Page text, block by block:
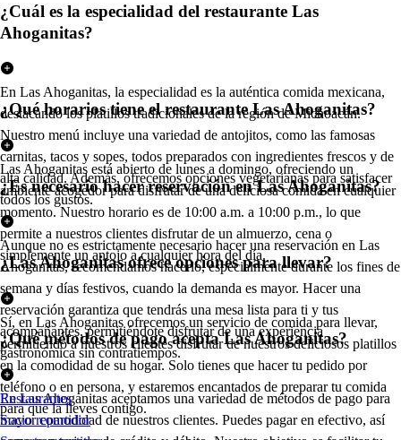
¿Cuál es la especialidad del restaurante Las
Ahoganitas?
En Las Ahoganitas, la especialidad es la auténtica comida mexicana,
destacando los platillos tradicionales de la región de Michoacán.
Nuestro menú incluye una variedad de antojitos, como las famosas
carnitas, tacos y sopes, todos preparados con ingredientes frescos y de
alta calidad. Además, ofrecemos opciones vegetarianas para satisfacer
todos los gustos.
¿Qué horarios tiene el restaurante Las Ahoganitas?
Las Ahoganitas está abierto de lunes a domingo, ofreciendo un
ambiente acogedor para disfrutar de una deliciosa comida en cualquier
momento. Nuestro horario es de 10:00 a.m. a 10:00 p.m., lo que
permite a nuestros clientes disfrutar de un almuerzo, cena o
simplemente un antojo a cualquier hora del día.
¿Es necesario hacer reservación en Las Ahoganitas?
Aunque no es estrictamente necesario hacer una reservación en Las
Ahoganitas, recomendamos hacerlo, especialmente durante los fines de
semana y días festivos, cuando la demanda es mayor. Hacer una
reservación garantiza que tendrás una mesa lista para ti y tus
acompañantes, permitiéndote disfrutar de una experiencia
gastronómica sin contratiempos.
¿Las Ahoganitas ofrece opciones para llevar?
Sí, en Las Ahoganitas ofrecemos un servicio de comida para llevar,
permitiendo a nuestros clientes disfrutar de nuestros deliciosos platillos
en la comodidad de su hogar. Solo tienes que hacer tu pedido por
teléfono o en persona, y estaremos encantados de preparar tu comida
para que la lleves contigo.
¿Qué métodos de pago acepta Las Ahoganitas?
En Las Ahoganitas aceptamos una variedad de métodos de pago para
mayor comodidad de nuestros clientes. Puedes pagar en efectivo, así
Restaurantes
Socio repartidor